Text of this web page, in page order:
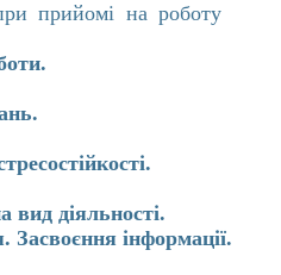
прийомі на роботу
діяльності.
Засвоєння інформації.